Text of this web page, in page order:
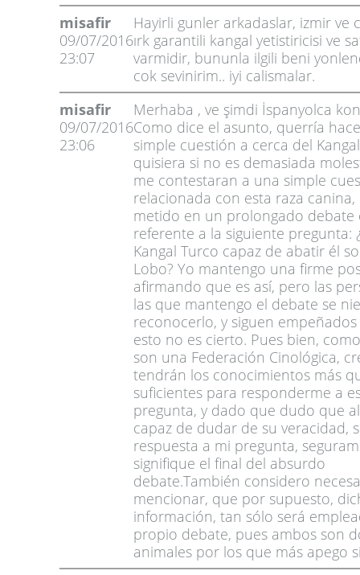
misafir
09/07/2016
23:07
Hayirli gunler arkadaslar, izmir ve
ırk garantili kangal yetistiricisi ve
varmidir, bununla ilgili beni
cok sevinirim.. iyi calismalar.
misafir
09/07/2016
23:06
Merhaba , ve şimdi İspanyolca
Como dice el asunto, querría
simple cuestión a cerca del
quisiera si no es demasiada
me contestaran a una simple
relacionada con esta raza canina,
metido en un prolongado debate
referente a la siguiente pregunta:
Kangal Turco capaz de abatir él
Lobo? Yo mantengo una firme
afirmando que es así, pero las
las que mantengo el debate se
reconocerlo, y siguen
esto no es cierto. Pues bien,
son una Federación Cinológica,
tendrán los conocimientos más
suficientes para responderme a
pregunta, y dado que dudo que
capaz de dudar de su veracidad,
respuesta a mi pregunta,
signifique el final del absurdo
debate.También considero
mencionar, que por supuesto,
información, tan sólo será
propio debate, pues ambos son
animales por los que más apego